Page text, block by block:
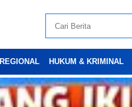
REGIONAL HUKUM & KRIMINAL